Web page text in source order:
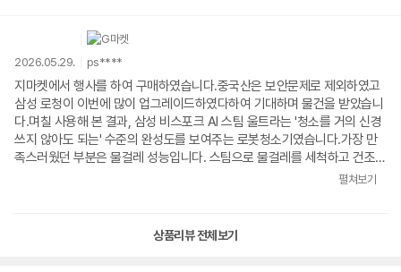
째는 완전히 달랐습니다. 맵을 굉장히 깔끔하게 그려냈고 이후에는 청소 중
길을 잃거나 헤매는 현상도 사라졌어요. 비싼 제품이라 기대치가 너무 높았
던 것 같기도 합니다. 맵핑 자체만 놓고 보면 처음엔 이전 18만 원짜리 로청
과 큰 차이를 못 느꼈고 오히려 더 답답하다고 느끼기도 했는데, 제대로 맵
핑이 끝난 뒤에는 확실히 안정적으로 동작했습니다.그리고 이 제품의 진짜
핵심은 물걸레 기능이라고 생각합니다. 스팀 물걸레 성능도 좋고, 걸레 세척
도 알아서 하고, 물 채우고 버리는 것까지 자동으로 처리하니까 정말 “손이
안 갑니다.” 솔직히 초반 맵핑 때문에 살짝 스트레스 받을 뻔했는데, 물걸레
+ 자동급배수 기능만으로도 만족도가 엄청 높아요. 개인적으로는 이 제품
부딪혔는데, 삼성 로청은 꽤 똑똑하게 피하면서 다니더라고요.추가로 저희
집은 오래된 건물이라 문턱이 계단식으로 되어 있는데, 처음 맵핑할 때 문턱
력, 센서, 물걸레 이런 것들만 비교하시는데, 사실 가전 제품 중에서 거의 유
독 로봇청소기만 전방위적으로 움직이는 제품이니 만큼, 되려 다른 일반 백
색 가전보다 더 디자인을 많이 고려해보시는 편이 좋을 것 같습니다. 그
런 의미에서 저는 삼성 비스포크 AI 스팀 울트라를 선택했고(솔직히 로보락
이 더 예쁘다고 하는 사람은 거의 없을 것 같습니다), 정말 디자인적으로 너
무 훌륭합니다. 비스포크 흰색은 실제로 보면 훨씬 예쁩니다. 그냥 기계 느
낌이 아니라 집 분위기에 자연스럽게 녹아듭니다. 저처럼 두 제품 사이에서
고민하는 분이라면 디자인도 꼭 같이 보셨으면 좋겠습니다. 성능도 아
주 훌륭합니다. 움직이는 걸 보니까 생각보다 훨씬 정교해서 놀랐어요. 벽이
괜히 AI 단어가 붙는 게 아니구나 싶었습니다. 직배수식으로 설치하길
참 잘한 것 같습니다. 그냥 알아서 돌아가고 알아서 관리합니다. 청소라는
2026.05.29. ps****
지마켓에서 행사를 하여 구매하였습니다.중국산은 보안문제로 제외하였고
삼성 로청이 이번에 많이 업그레이드하였다하여 기대하며 물건을 받았습니
다.며칠 사용해 본 결과, 삼성 비스포크 AI 스팀 울트라는 '청소를 거의 신경
쓰지 않아도 되는' 수준의 완성도를 보여주는 로봇청소기였습니다.가장 만
족스러웠던 부분은 물걸레 성능입니다. 스팀으로 물걸레를 세척하고 건조해
주기 때문에 걸레 냄새가 거의 없고, 바닥에 묻은 발자국이나 생활 오염도
상적입니다. 충전 케이블, 슬리퍼, 반려동물 용품 등을 비교적 정확하게 인
식하고 피해 가며 청소합니다. 청소 전에 바닥 정리를 따로 하지 않아도 되
펼쳐보기
상품리뷰 전체보기